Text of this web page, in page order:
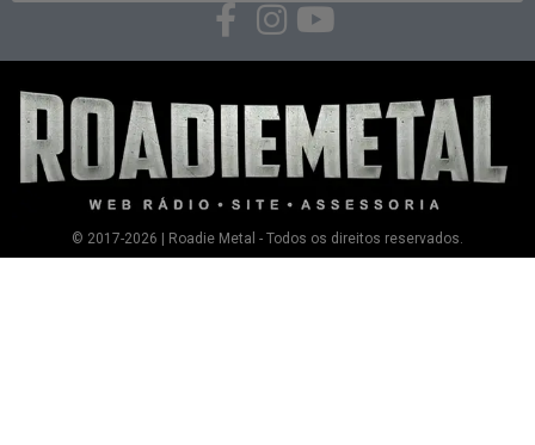
© 2017-2026 | Roadie Metal - Todos os direitos reservados.